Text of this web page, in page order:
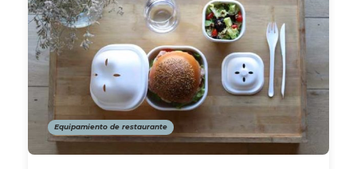
Equipamiento de restaurante